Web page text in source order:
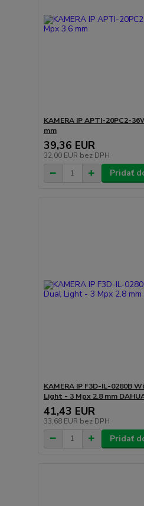
KAMERA IP APTI-20PC2-
mm
39,36 EUR
32,00 EUR bez DPH
Pridať
KAMERA IP F3D-IL-0280B
Light - 3 Mpx 2.8 mm
41,43 EUR
33,68 EUR bez DPH
Pridať